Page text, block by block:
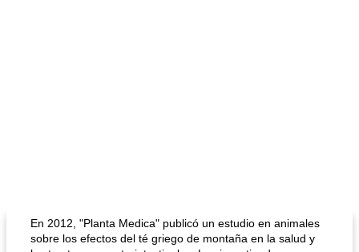
En 2012, "Planta Medica" publicó un estudio en animales
sobre los efectos del té griego de montaña en la salud y